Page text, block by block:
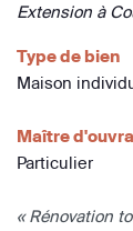
Extension à
Type de bien
Maison
Maître
Particulier
« Rénovation